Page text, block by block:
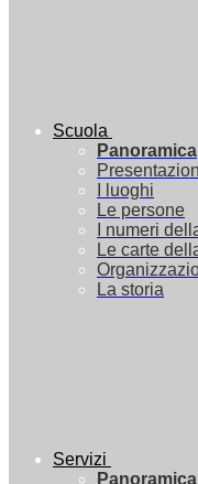
Scuola
Panoramica
I luoghi
Le persone
I numeri
Le carte
La storia
Servizi
Panoramica